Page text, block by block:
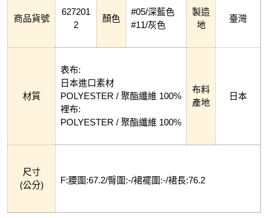
商品貨號
627201
2
顏色
#05/深藍色
#11/灰色
製造
地
臺灣
材質
表布:
日本進口素材
POLYESTER / 聚酯纖維 100%
裡布:
POLYESTER / 聚酯纖維 100%
布料
產地
日本
尺寸
(公分)
F:腰圍:67.2/臀圍:-/裙襬圍:-/裙長:76.2